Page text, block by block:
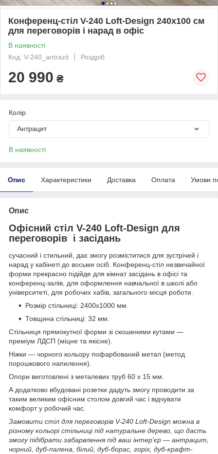
Конференц-стіл V-240 Loft-Design 240х100 см
для переговорів і нарад в офіс
В наявності
Код: V-240_antrazit
Роздріб
20 990 ₴
Колір
Антрацит
В наявності
Опис Характеристики Доставка Оплата Умови
Опис
Офісний стіл V-240 Loft-Design для
переговорів і засідань
сучасний і стильний, дає змогу розміститися для зустрічей і
нарад у кабінеті до восьми осіб. Конференц-стіл незвичайної
форми прекрасно підійде для кімнат засідань в офісі та
конференц-залів, для оформлення навчальної в школі або
університеті, для робочих хабів, загального місця роботи.
Розмір стільниці: 2400х1000 мм.
Товщина стільниці: 32 мм.
Стільниця прямокутної форми зі скошеними кутами —
преміум ЛДСП (міцне та якісне).
Ніжки — чорного кольору пофарбований метал (метод
порошкового напилення).
Опори виготовлені з металевих труб 60 х 15 мм.
А додатково вбудовані розетки дадуть змогу проводити за
таким великим офісним столом довгий час і відчувати
комфорт у робочий час.
Замовити стіл для переговорів V-240 Loft-Design можна в
різному кольорі стільниці під натуральне дерево, що дасть
змогу підібрати забарвлення під ваш інтер'єр — антрацит,
чорний, дуб-палена, білий, дуб-борас, горіх, дуб-крафт-